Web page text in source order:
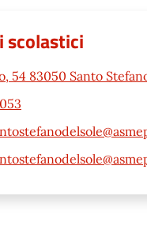
scolastici
54 83050 Santo